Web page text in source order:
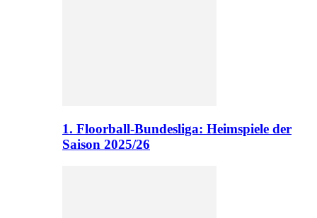
1. Floorball-Bundesliga: Heimspiele der
Saison 2025/26